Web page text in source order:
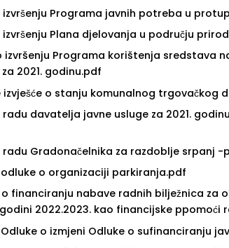
izvršenju Programa javnih potreba u
izvršenju Plana djelovanja u području
izvršenju Programa korištenja sredstava
2021. godinu.pdf
o stanju komunalnog trgovačkog
radu davatelja javne usluge za 2021.
radu Gradonačelnika za razdoblje srpanj -
o organizaciji parkiranja.pdf
financiranju nabave radnih bilježnica za
2022.2023. kao financijske ppomoći
o izmjeni Odluke o sufinanciranju